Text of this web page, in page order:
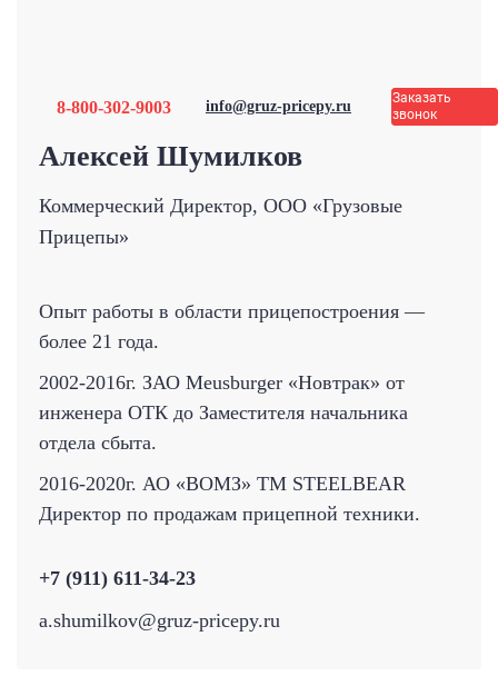
Заказать
звонок
8-800-302-9003 info@gruz-pricepy.ru
Aлексей Шумилков
Коммерческий Директор, ООО «Грузовые
Прицепы»
Опыт работы в области прицепостроения —
более 21 года.
2002-2016г. ЗАО Meusburger «Новтрак» от
инженера ОТК до Заместителя начальника
отдела сбыта.
2016-2020г. АО «ВОМЗ» TM STEELBEAR
Директор по продажам прицепной техники.
+7 (911) 611-34-23
a.shumilkov@gruz-pricepy.ru